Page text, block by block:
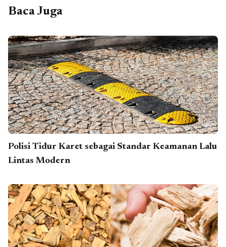
Baca Juga
Polisi Tidur Karet sebagai Standar Keamanan Lalu
Lintas Modern